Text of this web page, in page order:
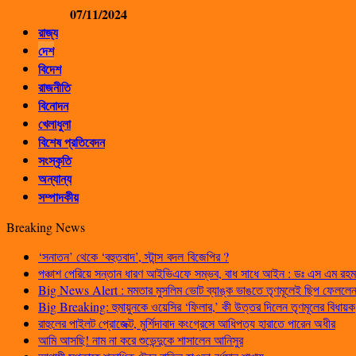
07/11/2024
রাজ্য
দেশ
বিদেশ
রাজনীতি
বিনোদন
খেলাধুলা
বিশেষ প্রতিবেদন
সংস্কৃতি
অন্যান্য
সম্পাদকীয়
Breaking News
‘সনাতন’ থেকে ‘বহুতবাদ’, স্টান্স বদল বিজেপির ?
পঞ্চাশ পেরিয়ে সন্তান ধারণ আইভিএফে সম্ভব, বাধ সাধে আইন : ডঃ এস এম
Big News Alert : মমতার মুসলিম ভোট ব্যাঙ্ক ভাঙতে তৃণমূলেই ছিপ ফেললেন
Big Breaking: হুমায়ুনকে ওয়েসির ‘ফিলার,’ কী উত্তর দিলেন তৃণমূলের বিধায়ক
রাহুলের পাইলট প্রোজেক্ট, মুর্শিদাবাদ কংগ্রেসে আধিপত্য হারাতে পারেন অধীর
আমি আসছি! নাম না করে শুভেন্দুকে শাসালেন আনিসুর